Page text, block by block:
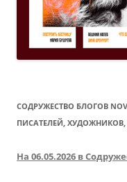
СОДРУЖЕСТВО БЛОГОВ
ПИСАТЕЛЕЙ,
На 06.05.2026 в